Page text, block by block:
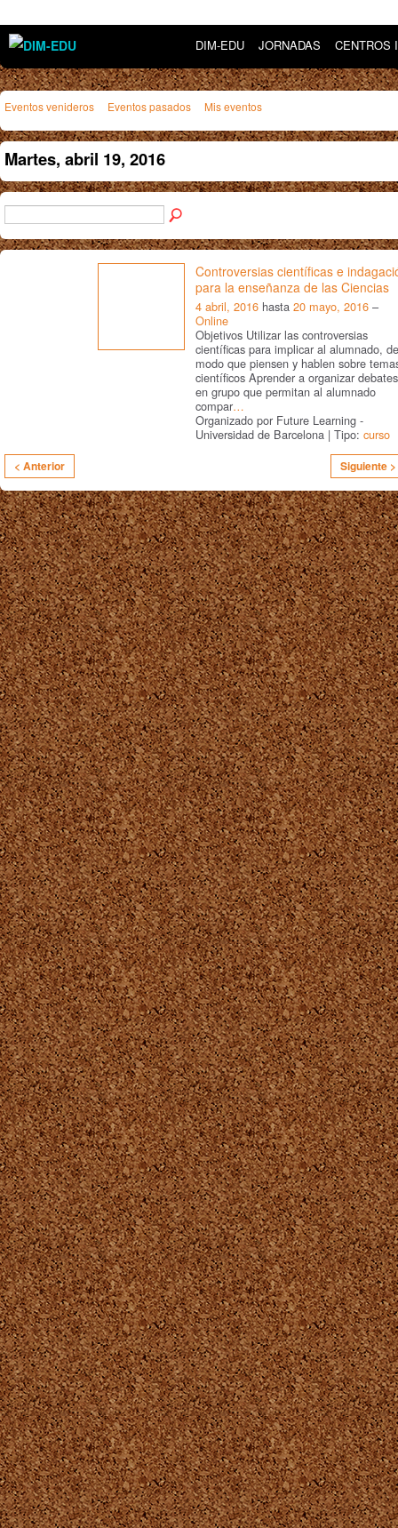
DIM-EDU JORNADAS CENTROS
Eventos venideros Eventos pasados Mis eventos
Martes, abril 19, 2016
Controversias científicas e
para la enseñanza de las Ciencias
4 abril, 2016 hasta 20 mayo, 2016 –
Online
Objetivos Utilizar las controversias
científicas para implicar al alumnado, de
modo que piensen y hablen sobre
científicos Aprender a organizar debates
en grupo que permitan al alumnado
compar…
Organizado por Future Learning -
Universidad de Barcelona | Tipo: curso
< Anterior Siguiente >